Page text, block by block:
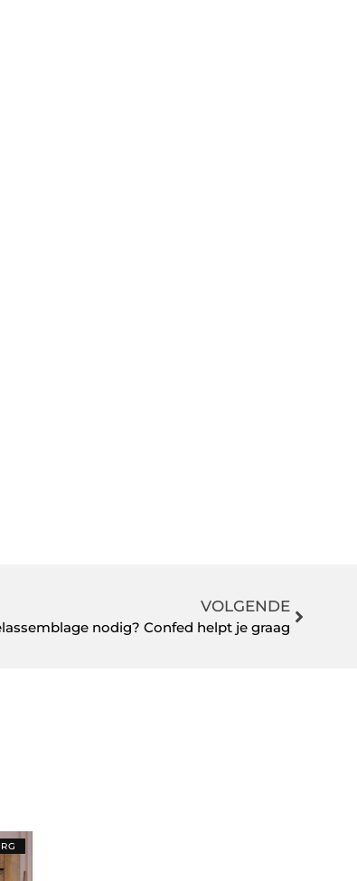
VOLGENDE
nodig? Confed helpt je graag